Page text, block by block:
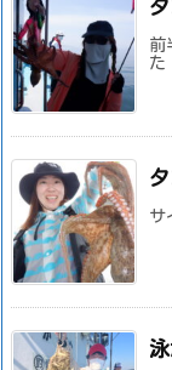
前
た
サ
泳